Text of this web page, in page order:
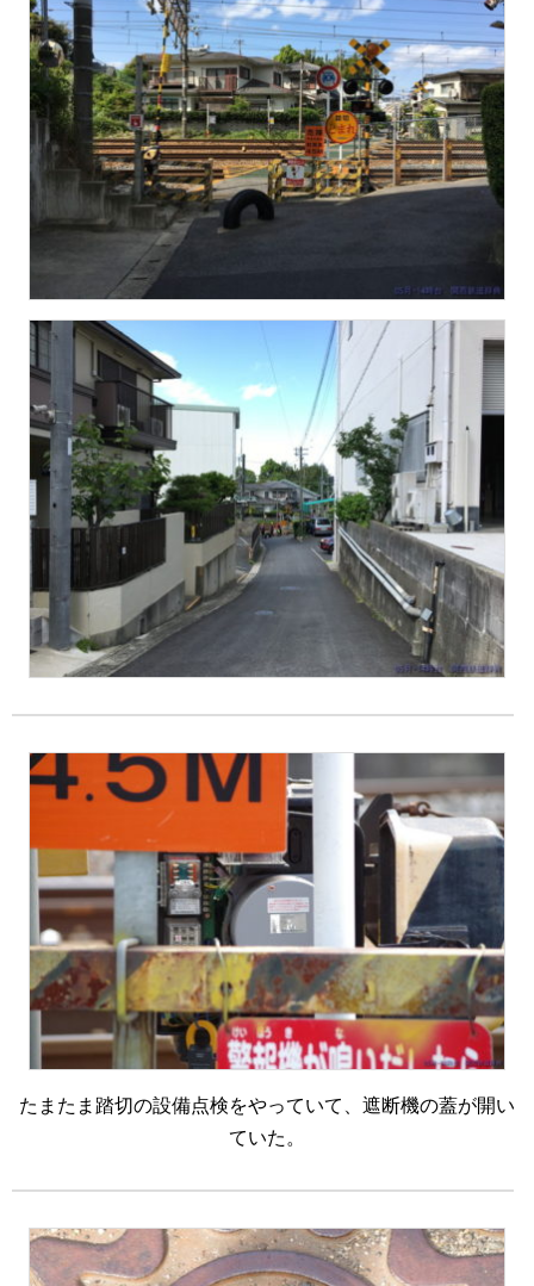
たまたま踏切の設備点検をやっていて、遮断機の蓋が開い
ていた。